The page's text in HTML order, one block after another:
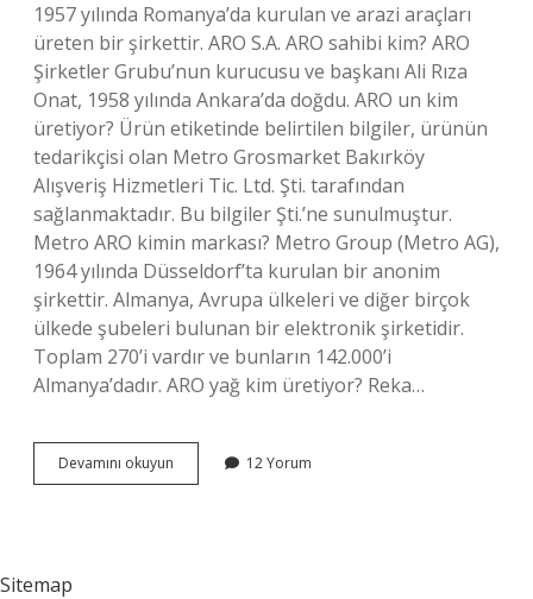
1957 yılında Romanya’da kurulan ve arazi araçları
üreten bir şirkettir. ARO S.A. ARO sahibi kim? ARO
Şirketler Grubu’nun kurucusu ve başkanı Ali Rıza
Onat, 1958 yılında Ankara’da doğdu. ARO un kim
üretiyor? Ürün etiketinde belirtilen bilgiler, ürünün
tedarikçisi olan Metro Grosmarket Bakırköy
Alışveriş Hizmetleri Tic. Ltd. Şti. tarafından
sağlanmaktadır. Bu bilgiler Şti.’ne sunulmuştur.
Metro ARO kimin markası? Metro Group (Metro AG),
1964 yılında Düsseldorf’ta kurulan bir anonim
şirkettir. Almanya, Avrupa ülkeleri ve diğer birçok
ülkede şubeleri bulunan bir elektronik şirketidir.
Toplam 270’i vardır ve bunların 142.000’i
Almanya’dadır. ARO yağ kim üretiyor? Reka…
Devamını okuyun
Kime
12 Yorum
Sitemap